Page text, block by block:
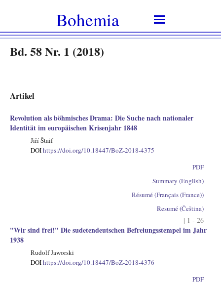
Bohemia
Bd. 58 Nr. 1 (2018)
Artikel
Revolution als böhmisches Drama: Die Suche nach nationaler
Identität im europäischen Krisenjahr 1848
Jiří Štaif
DOIhttps://doi.org/10.18447/BoZ-2018-4375
PDF
Summary (English)
Résumé (Français (France))
Resumé (Čeština)
| 1 - 26
"Wir sind frei!" Die sudetendeutschen Befreiungsstempel im Jahr
1938
Rudolf Jaworski
DOIhttps://doi.org/10.18447/BoZ-2018-4376
PDF